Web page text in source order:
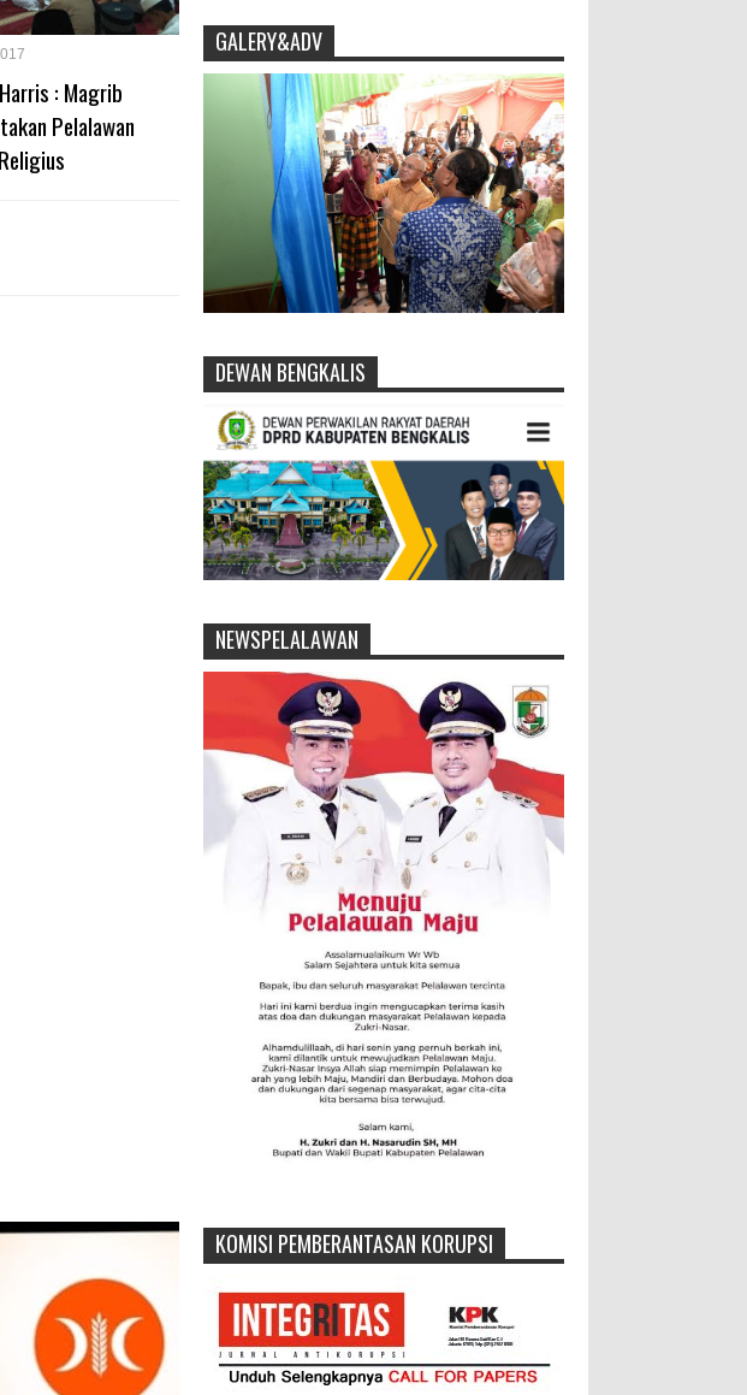
: Magrib
Pelalawan
GALERY&ADV
DEWAN BENGKALIS
NEWSPELALAWAN
KOMISI PEMBERANTASAN KORUPSI